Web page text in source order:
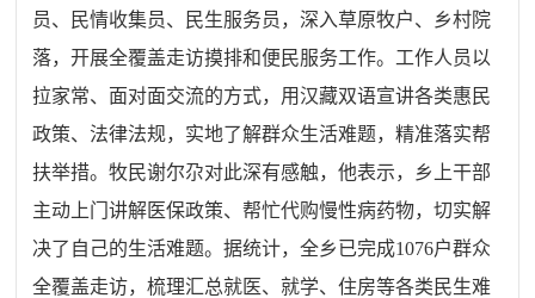
员、民情收集员、民生服务员，深入草原牧户、乡村院
落，开展全覆盖走访摸排和便民服务工作。工作人员以
拉家常、面对面交流的方式，用汉藏双语宣讲各类惠民
政策、法律法规，实地了解群众生活难题，精准落实帮
扶举措。牧民谢尔尕对此深有感触，他表示，乡上干部
主动上门讲解医保政策、帮忙代购慢性病药物，切实解
决了自己的生活难题。据统计，全乡已完成1076户群众
全覆盖走访，梳理汇总就医、就学、住房等各类民生难